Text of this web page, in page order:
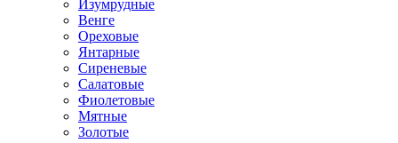
Изумрудные
Венге
Ореховые
Янтарные
Сиреневые
Салатовые
Фиолетовые
Мятные
Золотые